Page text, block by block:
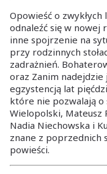
Opowieść o
odnaleźć się w nowej
inne spojrzenie na
przy rodzinnych
zadrażnień.
oraz Zanim
egzystencją lat
które nie pozwalają o
Wielopolski, Mateusz
Nadia Niechowska i
znane z poprzednich
powieści.